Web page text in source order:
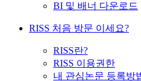
BI 및 배너 다운로드
RISS 처음 방문 이세요?
RISS란?
RISS 이용권한
내 관심논문 등록방